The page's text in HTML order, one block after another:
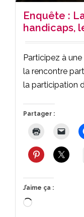
Enquête :
handicaps,
Participez à
la rencontre
la participation
Partager :
J’aime ça :
Chargement…